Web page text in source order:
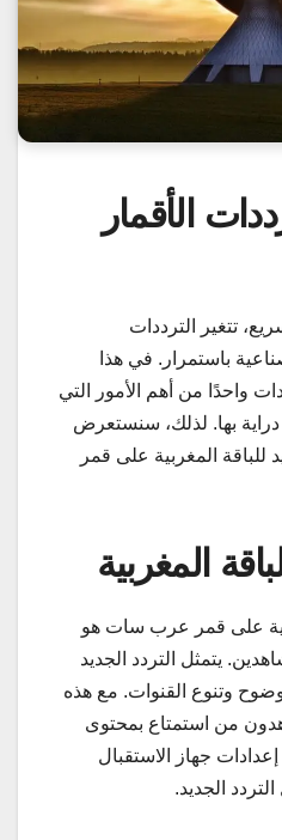
الأقمار
تتغير الترددات
باستمرار. في هذا
واحدًا من أهم الأمور التي
بها. لذلك، سنستعرض
للباقة المغربية على قمر
المغربية
على قمر عرب سات هو
يتمثل التردد الجديد
وتنوع القنوات. مع هذه
من استمتاع بمحتوى
جهاز الاستقبال
الجديد.